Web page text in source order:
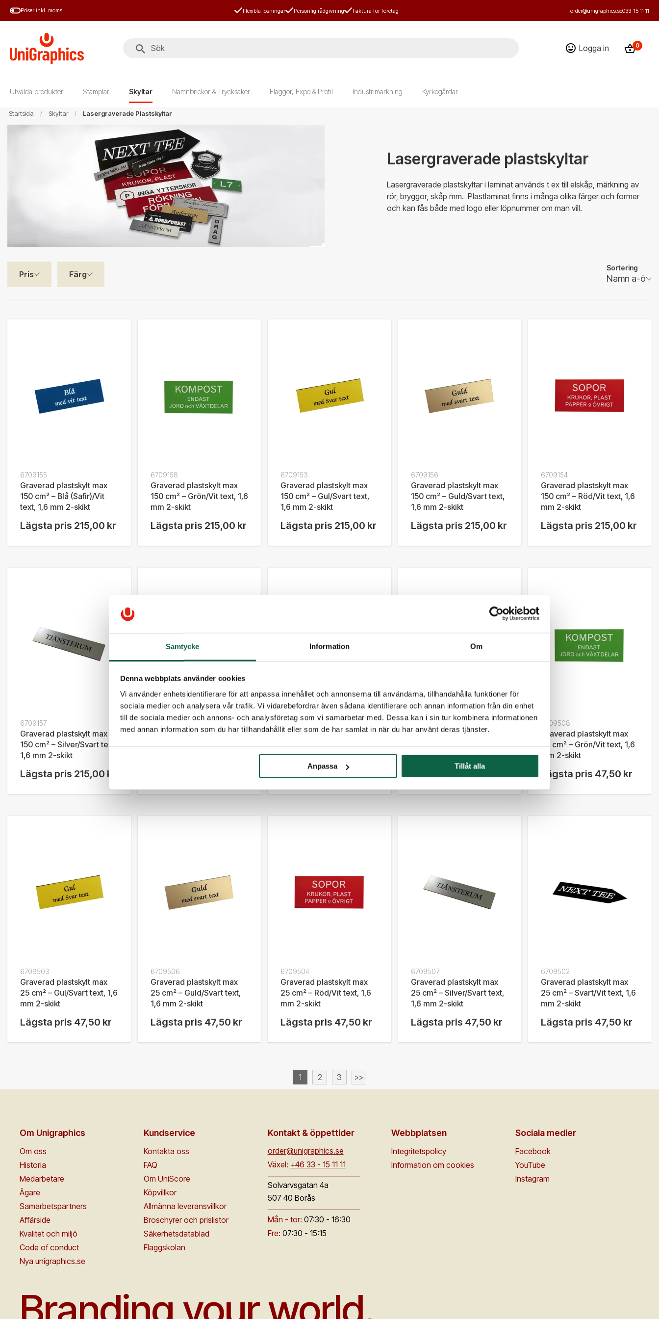
Samtycke Information Om
Denna webbplats använder cookies
Vi använder enhetsidentifierare för att anpassa innehållet och annonserna till användarna, tillhandahålla funktioner för
sociala medier och analysera vår trafik. Vi vidarebefordrar även sådana identifierare och annan information från din enhet
till de sociala medier och annons- och analysföretag som vi samarbetar med. Dessa kan i sin tur kombinera informationen
med annan information som du har tillhandahållit eller som de har samlat in när du har använt deras tjänster.
Anpassa Tillåt alla
HoppaPriser inkl. moms Flexibla lösningar Personlig rådgivning Faktura för företag order@unigraphics.se033-15 11 11
Logga in 0
Utvalda produkter Stämplar Skyltar Namnbrickor & Trycksaker Flaggor, Expo & Profil Industrimärkning Kyrkogårdar
Startsida Skyltar Lasergraverade Plastskyltar
Lasergraverade plastskyltar
Lasergraverade plastskyltar i laminat används t ex till elskåp, märkning av
rör, bryggor, skåp mm. Plastlaminat finns i många olika färger och former
och kan fås både med logo eller löpnummer om man vill.
Pris Färg
Sortering
Namn a-ö
6709155
Graverad plastskylt max
150 cm² – Blå (Safir)/Vit
text, 1,6 mm 2-skikt
Lägsta pris 215,00 kr
6709158
Graverad plastskylt max
150 cm² – Grön/Vit text, 1,6
mm 2-skikt
Lägsta pris 215,00 kr
6709153
Graverad plastskylt max
150 cm² – Gul/Svart text,
1,6 mm 2-skikt
Lägsta pris 215,00 kr
6709156
Graverad plastskylt max
150 cm² – Guld/Svart text,
1,6 mm 2-skikt
Lägsta pris 215,00 kr
6709154
Graverad plastskylt max
150 cm² – Röd/Vit text, 1,6
mm 2-skikt
Lägsta pris 215,00 kr
6709157
Graverad plastskylt max
150 cm² – Silver/Svart text,
1,6 mm 2-skikt
Lägsta pris 215,00 kr
6709152
Graverad plastskylt max
150 cm² – Svart/Vit text,
6709151
Graverad plastskylt max
150 cm² – Vit/Svart text,
1,6 mm 2-skikt
Lägsta pris215,00 kr
6709505
Graverad plastskylt max
25 cm² – Blå (Safir)/Vit
text, 1,6 mm 2-skikt
Lägsta pris47,50 kr
6709508
Graverad plastskylt max
25 cm² – Grön/Vit text, 1,6
mm 2-skikt
Lägsta pris 47,50 kr
6709503
Graverad plastskylt max
25 cm² – Gul/Svart text, 1,6
mm 2-skikt
Lägsta pris 47,50 kr
6709506
Graverad plastskylt max
25 cm² – Guld/Svart text,
1,6 mm 2-skikt
Lägsta pris 47,50 kr
6709504
Graverad plastskylt max
25 cm² – Röd/Vit text, 1,6
mm 2-skikt
Lägsta pris 47,50 kr
6709507
Graverad plastskylt max
25 cm² – Silver/Svart text,
1,6 mm 2-skikt
Lägsta pris 47,50 kr
6709502
Graverad plastskylt max
25 cm² – Svart/Vit text, 1,6
mm 2-skikt
Lägsta pris 47,50 kr
1 2 3 >>
Om Unigraphics
Om oss
Historia
Medarbetare
Ägare
Samarbetspartners
Affärside
Kvalitet och miljö
Code of conduct
Nya unigraphics.se
Kundservice
Kontakta oss
FAQ
Om UniScore
Köpvillkor
Allmänna leveransvillkor
Broschyrer och prislistor
Säkerhetsdatablad
Flaggskolan
Kontakt & öppettider
order@unigraphics.se
Växel: +46 33 - 15 11 11
Solvarvsgatan 4a
507 40 Borås
Mån - tor: 07:30 - 16:30
Fre: 07:30 - 15:15
Webbplatsen
Integritetspolicy
Information om cookies
Sociala medier
Facebook
YouTube
Instagram